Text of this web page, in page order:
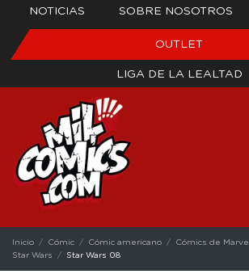
NOTICIAS SOBRE NOSOTROS
OUTLET
LIGA DE LA LEALTAD
Inicio Cómic Cómic americano Cómics de Marvel
Star Wars
Star Wars 08